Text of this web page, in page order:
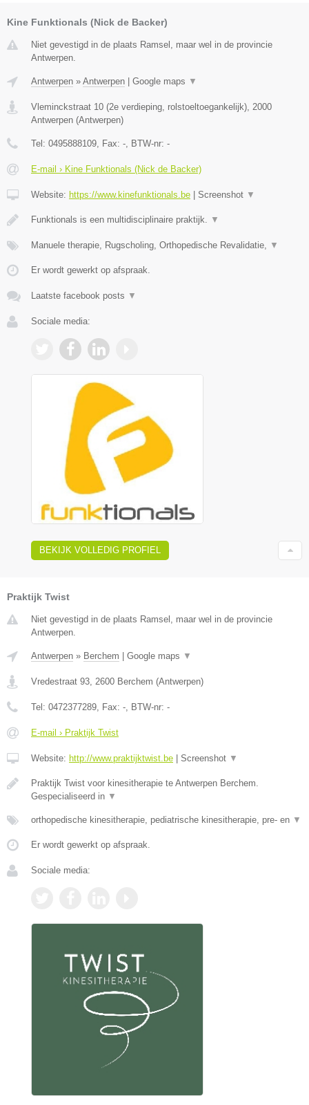
Kine Funktionals (Nick de Backer)
Niet gevestigd in de plaats Ramsel, maar wel in de provincie
Antwerpen.
Antwerpen » Antwerpen Google maps ▼
Vleminckstraat 10 (2e verdieping, rolstoeltoegankelijk) 2000
Antwerpen (Antwerpen)
Tel: 0495888109 , Fax: - , BTW-nr: -
E-mail › Kine Funktionals (Nick de Backer)
Website: https://www.kinefunktionals.be Screenshot ▼
Funktionals is een multidisciplinaire praktijk. ▼
Manuele therapie, Rugscholing, Orthopedische Revalidatie, ▼
Er wordt gewerkt op afspraak.
Laatste facebook posts ▼
Sociale media:
BEKIJK VOLLEDIG PROFIEL
Praktijk Twist
Niet gevestigd in de plaats Ramsel, maar wel in de provincie
Antwerpen.
Antwerpen » Berchem Google maps ▼
Vredestraat 93, 2600 Berchem (Antwerpen)
Tel: 0472377289, Fax: -, BTW-nr: -
E-mail › Praktijk Twist
Website: http://www.praktijktwist.be Screenshot ▼
Praktijk Twist voor kinesitherapie te Antwerpen Berchem.
Gespecialiseerd in ▼
orthopedische kinesitherapie, pediatrische kinesitherapie, pre- en ▼
Er wordt gewerkt op afspraak.
Sociale media: